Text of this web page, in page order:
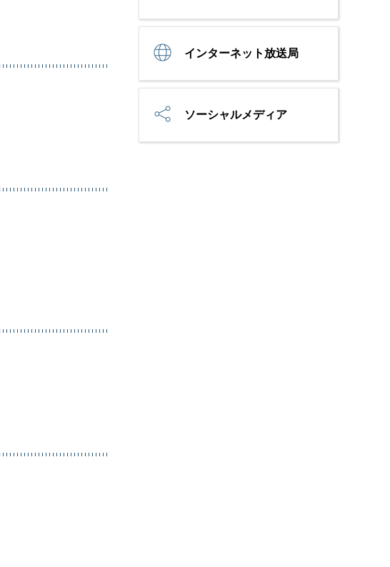
インターネット放送局
ソーシャルメディア